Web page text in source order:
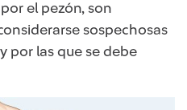
el pezón, son
sospechosas
por las que se debe